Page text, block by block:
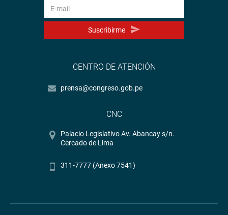
Suscribirme
CENTRO DE ATENCIÓN
prensa@congreso.gob.pe
CNC
Palacio Legislativo Av. Abancay s/n.
Cercado de Lima
311-7777 (Anexo 7541)